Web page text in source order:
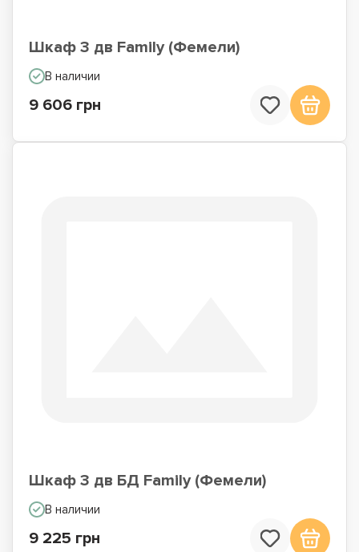
Шкаф 3 дв Family (Фемели)
В наличии
9 606 грн
Шкаф 3 дв БД Family (Фемели)
В наличии
9 225 грн